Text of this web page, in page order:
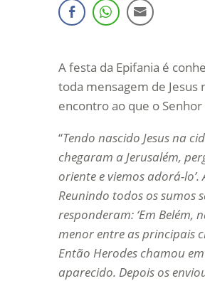
A festa da Epifania é
toda mensagem de
encontro ao que o
“Tendo nascido Jesus na
chegaram a Jerusalém,
oriente e viemos adorá-
Reunindo todos os sumos
responderam: ‘Em Belém,
menor entre as principais
Então Herodes chamou
aparecido. Depois os